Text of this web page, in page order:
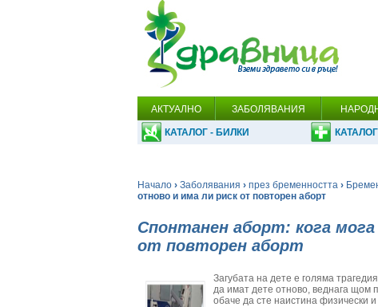
АКТУАЛНО ЗАБОЛЯВАНИЯ
КАТАЛОГ - БИЛКИ
Начало › Заболявания › през бременността ›
отново и има ли риск от повторен аборт
Спонтанен аборт: кога
от повторен аборт
Загубата на дете е голяма
да имат дете отново, веднага щом
обаче да сте наистина физически